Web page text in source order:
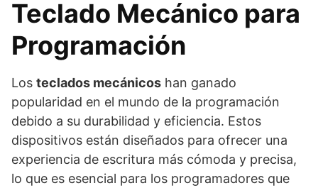
Teclado Mecánico para
Programación
Los teclados mecánicos han ganado
popularidad en el mundo de la programación
debido a su durabilidad y eficiencia. Estos
dispositivos están diseñados para ofrecer una
experiencia de escritura más cómoda y precisa,
lo que es esencial para los programadores que